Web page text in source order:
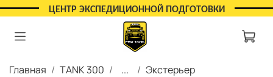
ЦЕНТР ЭКСПЕДИЦИОННОЙ ПОДГОТОВКИ
Главная TANK 300 ... Экстерьер